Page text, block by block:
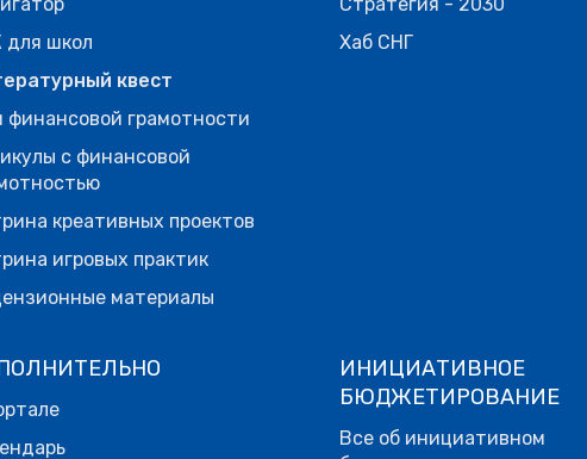
для школ
квест
финансовой грамотности
с финансовой
креативных проектов
игровых практик
материалы
Хаб СНГ
ИНИЦИАТИВНОЕ
БЮДЖЕТИРОВАНИЕ
Все об инициативном